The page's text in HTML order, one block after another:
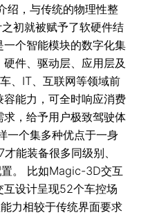
绍，与传统的物理性整
初就被赋予了软硬件结
个智能模块的数字化集
件、驱动层、应用层及
、IT、互联网等领域前
能力，可全时响应消费
，给予用户极致驾驶体
一个集多种优点于一身
能装备很多同级别、
置。 比如Magic-3D交互
设计呈现52个车控场
力相较于传统界面要求